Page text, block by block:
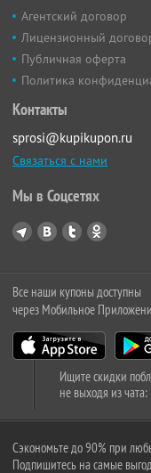
Агентский договор
Лицензионный
Публичная оферта
Политика
Контакты
sprosi@kupikupon.ru
Связаться с нами
Мы в Соцсетях
Все наши купоны доступны
через Мобильное
Ищите скидки
не выходя из чата:
Сэкономьте до 90% при
Подпишитесь на самые